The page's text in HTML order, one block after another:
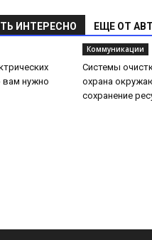
ИНТЕРЕСНО ЕЩЕ ОТ
вам нужно
Коммуникации
Системы
охрана
сохранение